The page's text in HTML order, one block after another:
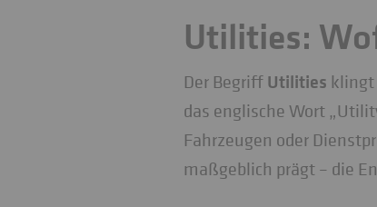
Utilities:
Der Begriff Utilities klingt
das englische Wort
Fahrzeugen oder
maßgeblich prägt – die